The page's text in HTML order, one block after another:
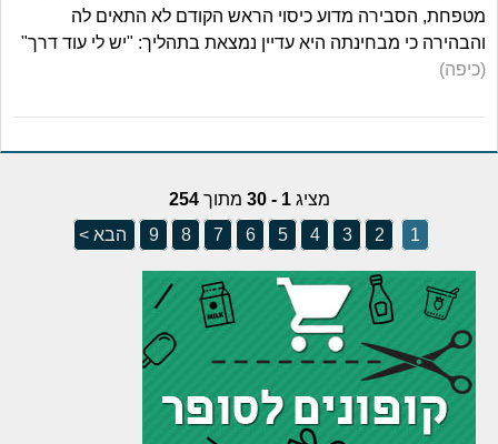
מטפחת, הסבירה מדוע כיסוי הראש הקודם לא התאים לה
והבהירה כי מבחינתה היא עדיין נמצאת בתהליך: "יש לי עוד דרך"
(כיפה)
מציג1 - 30 מתוך254
1
2
3
4
5
6
7
8
9 הבא >